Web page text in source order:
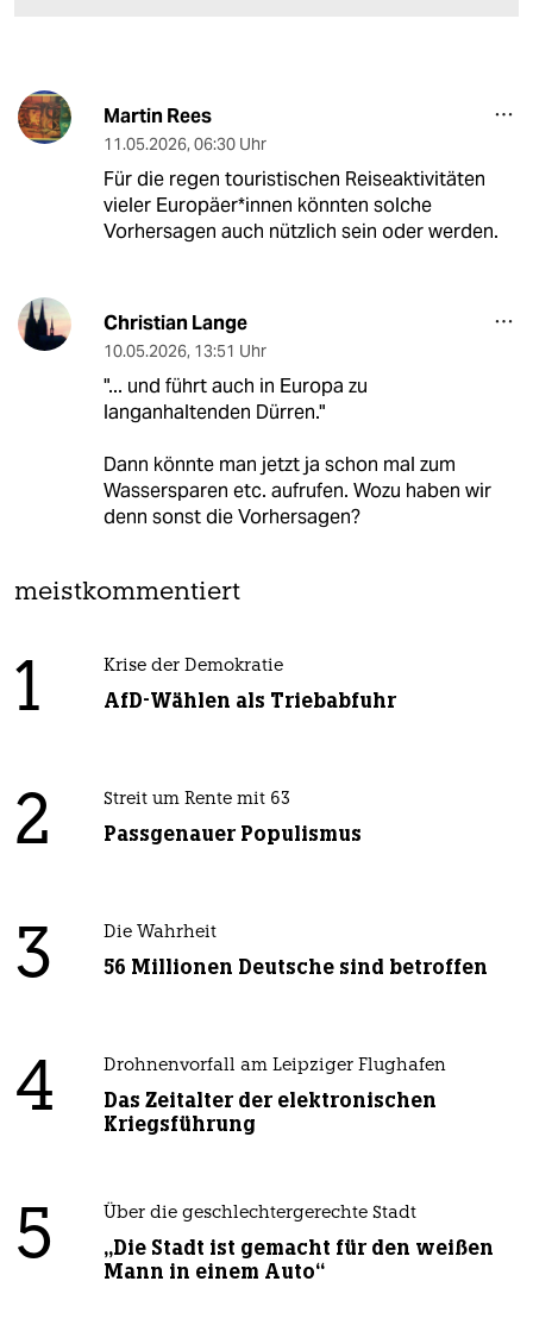
Martin Rees
11.05.2026, 06:30 Uhr
Für die regen touristischen Reiseaktivitäten
vieler Europäer*innen könnten solche
Vorhersagen auch nützlich sein oder werden.
Christian Lange
10.05.2026, 13:51 Uhr
"... und führt auch in Europa zu
langanhaltenden Dürren."
Dann könnte man jetzt ja schon mal zum
Wassersparen etc. aufrufen. Wozu haben wir
denn sonst die Vorhersagen?
meistkommentiert
1 Krise der Demokratie
AfD-Wählen als Triebabfuhr
2 Streit um Rente mit 63
Passgenauer Populismus
3 Die Wahrheit
56 Millionen Deutsche sind betroffen
4 Drohnenvorfall am Leipziger Flughafen
Das Zeitalter der elektronischen
Kriegsführung
5 Über die geschlechtergerechte Stadt
„Die Stadt ist gemacht für den weißen
Mann in einem Auto“